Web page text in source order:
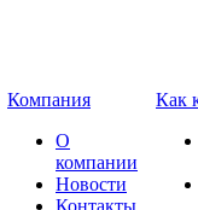
Компания
О
компании
Новости
Контакты
Как